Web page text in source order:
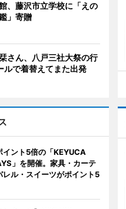
、藤沢市立学校に「えの
」寄贈
さん、八戸三社大祭の行
で着替えてまた出発
イント5倍の「KEYUCA
」を開催。家具・カーテ
レル・スイーツがポイント5